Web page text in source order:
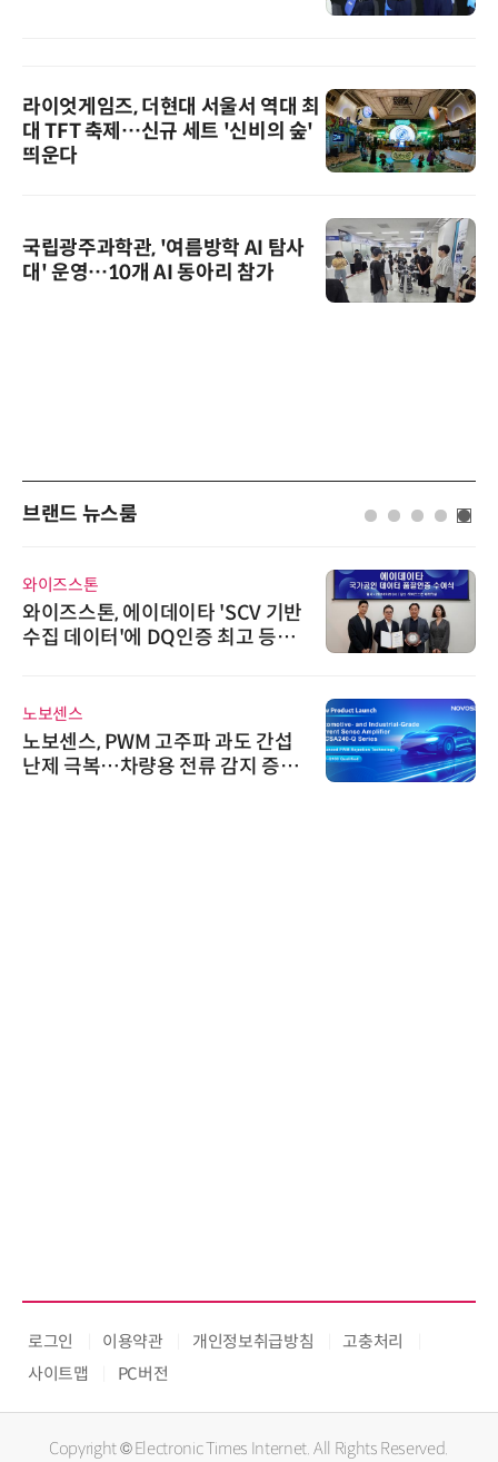
라이엇게임즈, 더현대 서울서 역대 최
대 TFT 축제…신규 세트 '신비의 숲'
띄운다
국립광주과학관, '여름방학 AI 탐사
대' 운영…10개 AI 동아리 참가
브랜드 뉴스룸
'자동화 산업의 새로운 가능성'…
인아그룹 전국 7개 도시 세미나 페
“특허분석도 AI와 함께”…IP산업
'AX' 시대 본격화, 지식재산처 1호
AI IP데이터분석사 탄생
로그인 이용약관 개인정보취급방침
고충처리
사이트맵
PC버전
Copyright © Electronic Times Internet. All Rights Reserved.